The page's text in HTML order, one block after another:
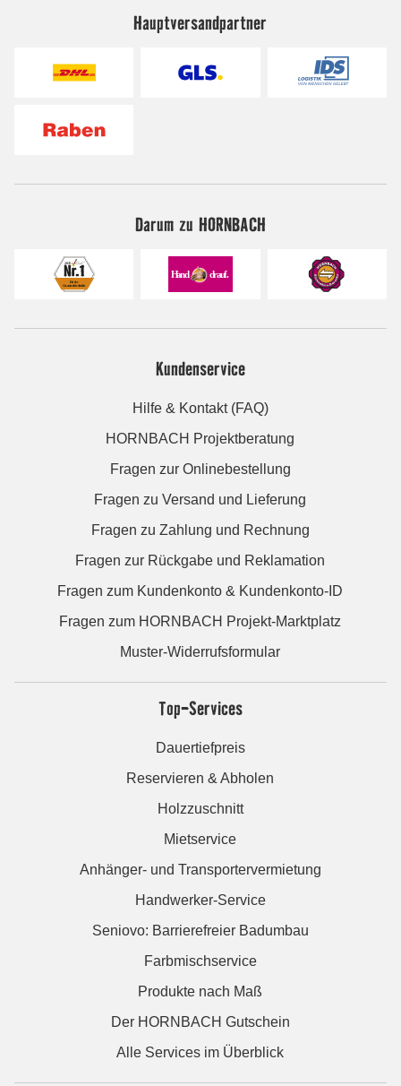
Hauptversandpartner
Darum zu HORNBACH
Kundenservice
Hilfe & Kontakt (FAQ)
HORNBACH Projektberatung
Fragen zur Onlinebestellung
Fragen zu Versand und Lieferung
Fragen zu Zahlung und Rechnung
Fragen zur Rückgabe und Reklamation
Fragen zum Kundenkonto & Kundenkonto-ID
Fragen zum HORNBACH Projekt-Marktplatz
Muster-Widerrufsformular
Top-Services
Dauertiefpreis
Reservieren & Abholen
Holzzuschnitt
Mietservice
Anhänger- und Transportervermietung
Handwerker-Service
Seniovo: Barrierefreier Badumbau
Farbmischservice
Produkte nach Maß
Der HORNBACH Gutschein
Alle Services im Überblick